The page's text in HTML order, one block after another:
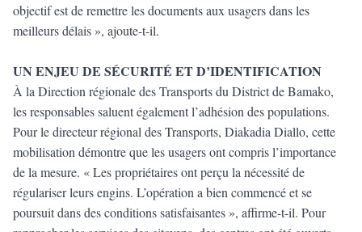
objectif est de remettre les documents aux usagers dans les
meilleurs délais », ajoute-t-il.
UN ENJEU DE SÉCURITÉ ET D’IDENTIFICATION
À la Direction régionale des Transports du District de Bamako,
les responsables saluent également l’adhésion des populations.
Pour le directeur régional des Transports, Diakadia Diallo, cette
mobilisation démontre que les usagers ont compris l’importance
de la mesure. « Les propriétaires ont perçu la nécessité de
régulariser leurs engins. L’opération a bien commencé et se
poursuit dans des conditions satisfaisantes », affirme-t-il. Pour